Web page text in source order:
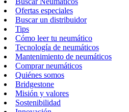
Ofertas especiales
Buscar un distribuidor
Tips
Cómo leer tu neumático
Tecnología de neumáticos
Mantenimiento de neumáticos
Comprar neumáticos
Quiénes somos
Bridgestone
Misión y valores
Sostenibilidad